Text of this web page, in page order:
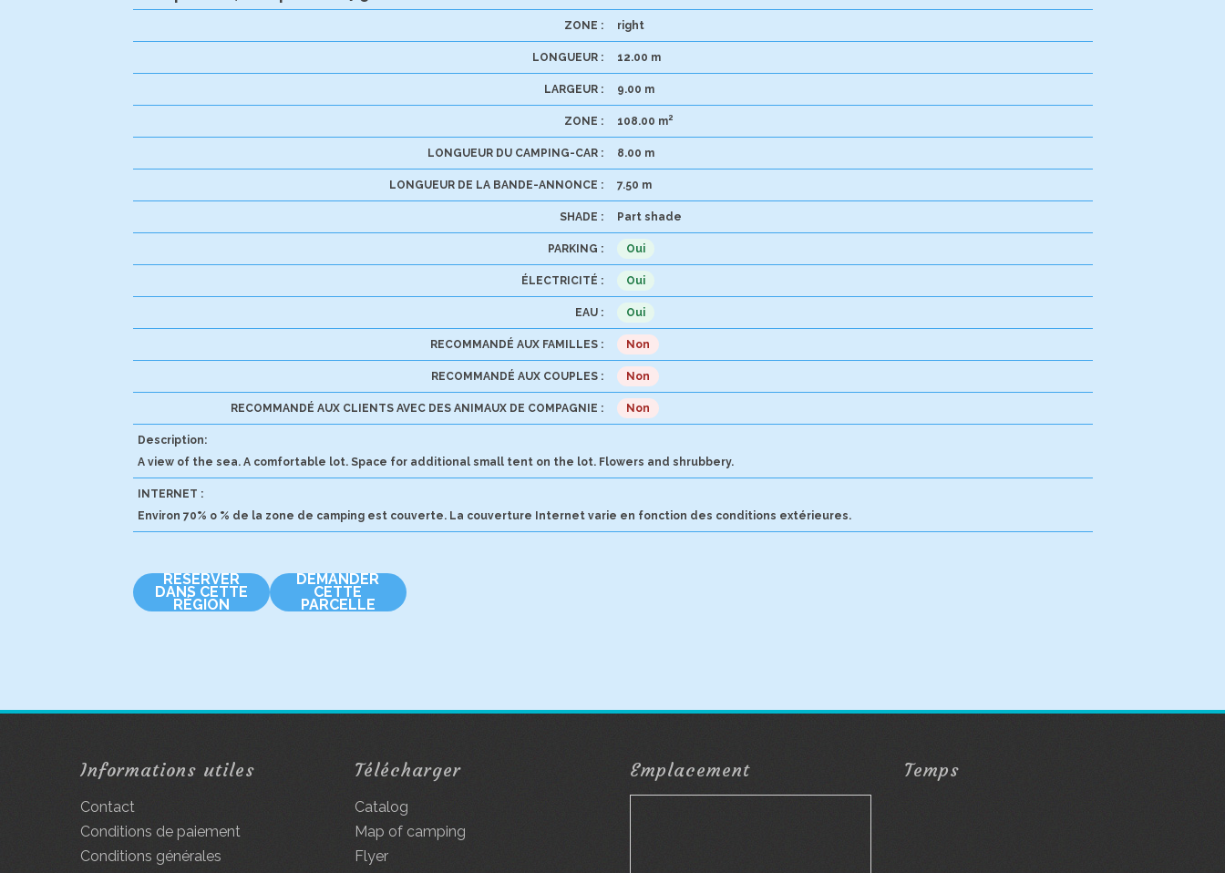
ZONE : right
LONGUEUR : 12.00 m
LARGEUR : 9.00 m
ZONE : 108.00 m2
LONGUEUR DU CAMPING-CAR : 8.00 m
LONGUEUR DE LA BANDE-ANNONCE : 7.50 m
SHADE : Part shade
PARKING : Oui
ÉLECTRICITÉ : Oui
EAU : Oui
RECOMMANDÉ AUX FAMILLES : Non
RECOMMANDÉ AUX COUPLES : Non
RECOMMANDÉ AUX CLIENTS AVEC DES ANIMAUX DE COMPAGNIE : Non
Description:
A view of the sea. A comfortable lot. Space for additional small tent on the lot. Flowers and shrubbery.
INTERNET :
Environ 70% o % de la zone de camping est couverte. La couverture Internet varie en fonction des conditions extérieures.
RÉSERVER
DANS CETTE
RÉGION
DEMANDER
CETTE
PARCELLE
Informations utiles
Contact
Conditions de paiement
Conditions générales
Télécharger
Catalog
Map of camping
Flyer
Emplacement Temps